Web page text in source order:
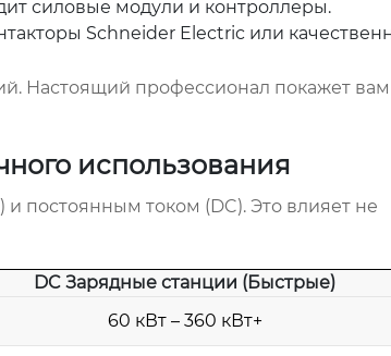
силовые модули и контроллеры.
Schneider Electric или
Настоящий профессионал покажет вам
использования
постоянным током (DC). Это влияет не
DC Зарядные станции (Быстрые)
60 кВт – 360 кВт+